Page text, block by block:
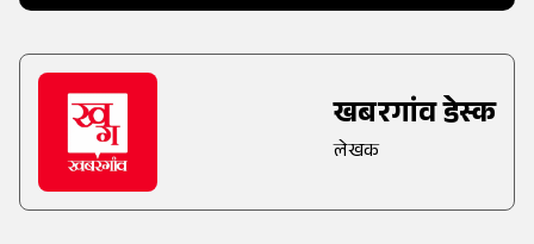
खबरगांव डेस्क
लेखक